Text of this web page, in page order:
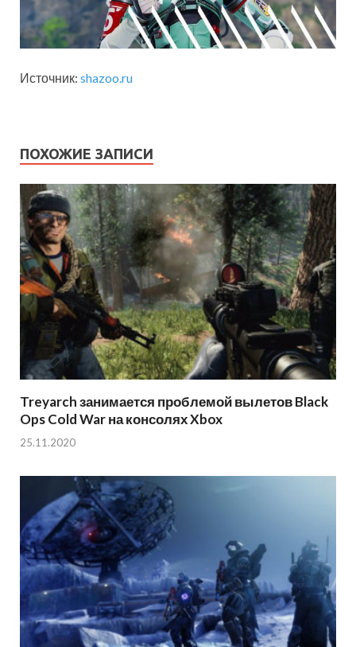
Источник: shazoo.ru
ПОХОЖИЕ ЗАПИСИ
Treyarch занимается проблемой вылетов Black
Ops Cold War на консолях Xbox
25.11.2020